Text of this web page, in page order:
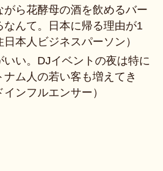
がら花酵母の酒を飲めるバー
なんて。日本に帰る理由が1
本人ビジネスパーソン）
いい。DJイベントの夜は特に
ム人の若い客も増えてき
ンフルエンサー）